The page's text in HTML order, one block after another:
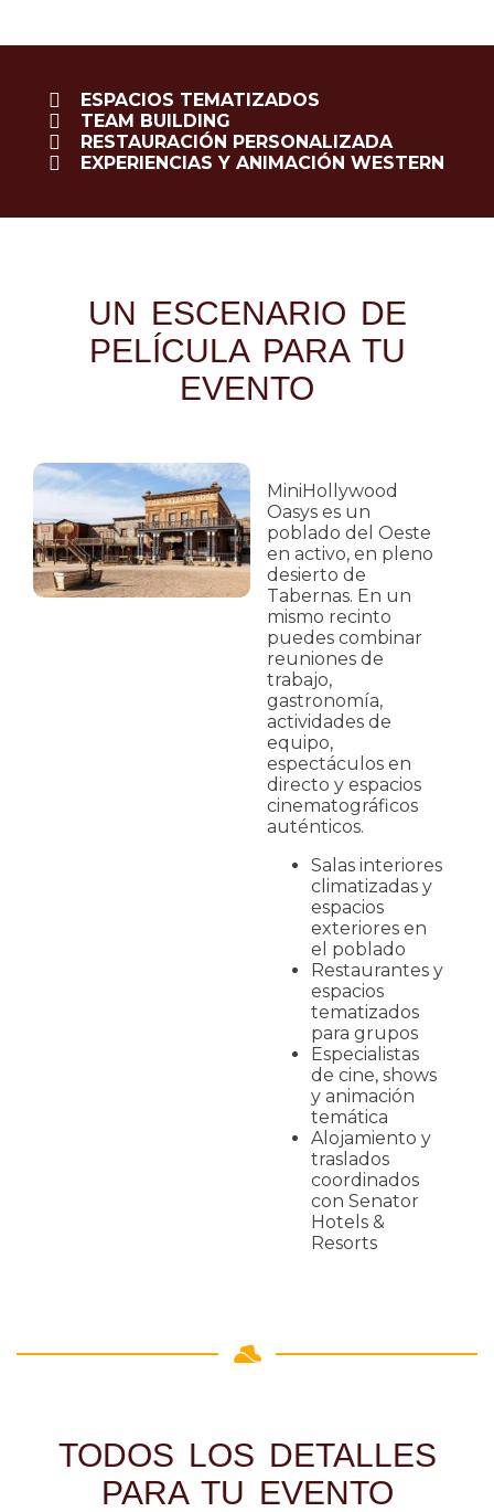
ESPACIOS TEMATIZADOS
TEAM BUILDING
RESTAURACIÓN PERSONALIZADA
EXPERIENCIAS Y ANIMACIÓN WESTERN
UN ESCENARIO DE
PELÍCULA PARA TU
EVENTO
MiniHollywood
Oasys es un
poblado del Oeste
en activo, en pleno
desierto de
Tabernas. En un
mismo recinto
puedes combinar
reuniones de
trabajo,
gastronomía,
actividades de
equipo,
espectáculos en
directo y espacios
cinematográficos
auténticos.
Salas interiores
climatizadas y
espacios
exteriores en
el poblado
Restaurantes y
espacios
tematizados
para grupos
Especialistas
de cine, shows
y animación
temática
Alojamiento y
traslados
coordinados
con Senator
Hotels &
Resorts
TODOS LOS DETALLES
PARA TU EVENTO